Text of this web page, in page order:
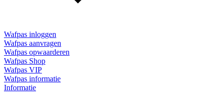
Wafpas inloggen
Wafpas aanvragen
Wafpas opwaarderen
Wafpas Shop
Wafpas VIP
Wafpas informatie
Informatie